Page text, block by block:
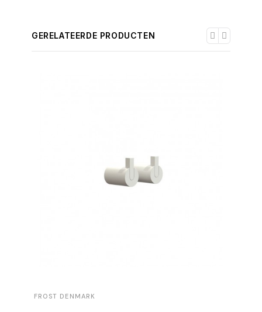
GERELATEERDE PRODUCTEN
FROST DENMARK